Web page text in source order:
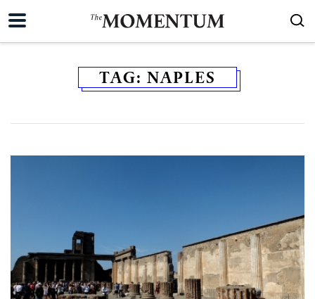
TAG: NAPLES